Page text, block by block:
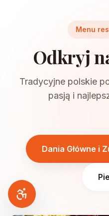
Menu
Odkryj
Tradycyjne polskie
pasją i
Dania Główne i
Dostępność